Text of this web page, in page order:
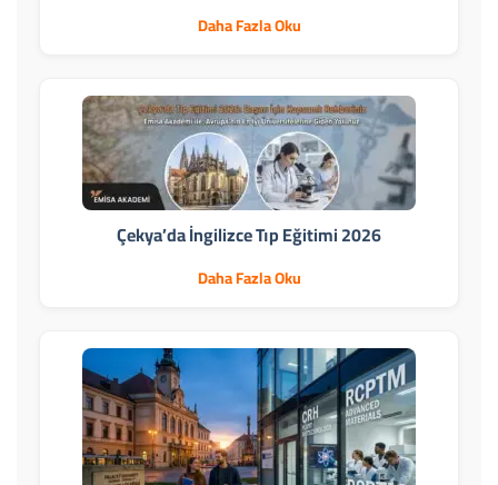
Daha Fazla Oku
Çekya’da İngilizce Tıp Eğitimi 2026
Daha Fazla Oku